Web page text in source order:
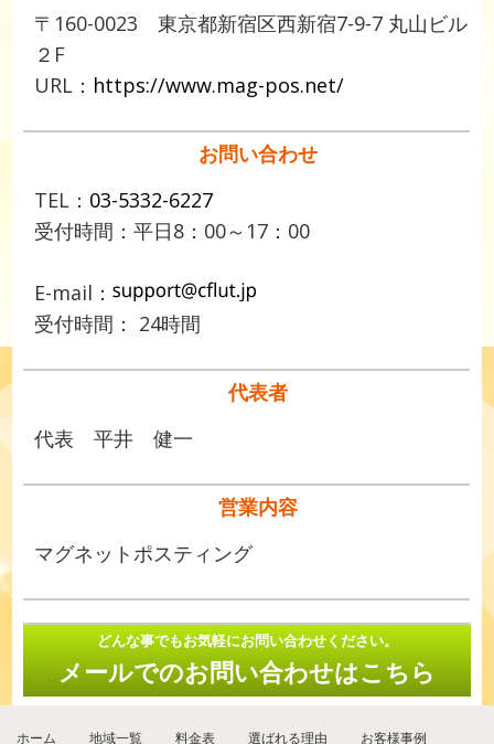
〒160-0023 東京都新宿区西新宿7-9-7 丸山ビル
２F
URL： https://www.mag-pos.net/
お問い合わせ
TEL： 03-5332-6227
受付時間：平日8：00～17：00
E-mail：
受付時間： 24時間
代表者
代表 平井 健一
営業内容
マグネットポスティング
どんな事でもお気軽にお問い合わせください。
メールでのお問い合わせはこちら
ホーム 地域一覧 料金表 選ばれる理由 お客様事例